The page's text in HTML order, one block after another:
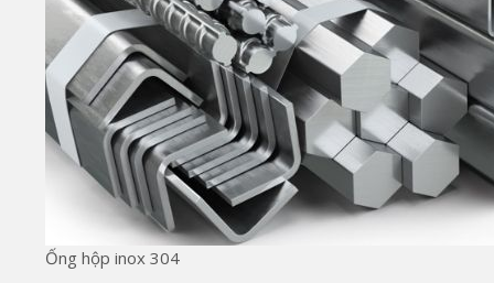
Ống hộp inox 304